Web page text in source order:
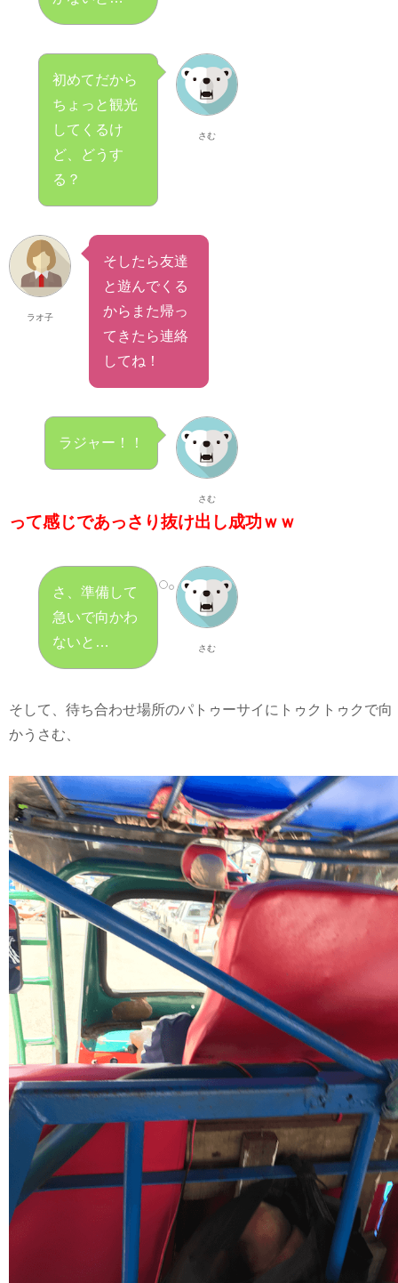
さむ
初めてだから
ちょっと観光
してくるけ
ど、どうす
る？
ラオ子
そしたら友達
と遊んでくる
からまた帰っ
てきたら連絡
してね！
さむ
ラジャー！！
って感じであっさり抜け出し成功ｗｗ
さむ
さ、準備して
急いで向かわ
ないと…
そして、待ち合わせ場所のパトゥーサイにトゥクトゥクで向
かうさむ、